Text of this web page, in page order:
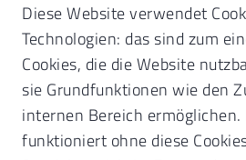
Diese Website verwendet
Technologien: das sind zum
Cookies, die die Website
sie Grundfunktionen wie den
internen Bereich ermöglichen.
funktioniert ohne diese
Elektronische
Ersatzverfahren
Elektronische
Asylbewerber
Versicherung & Versorgung
Arten.